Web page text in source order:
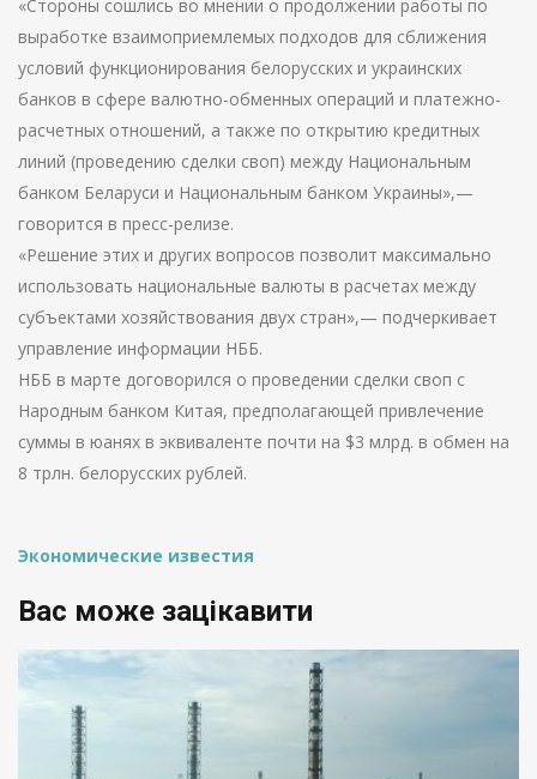
«Стороны сошлись во мнении о продолжении работы по
выработке взаимоприемлемых подходов для сближения
условий функционирования белорусских и украинских
банков в сфере валютно-обменных операций и платежно-
расчетных отношений, а также по открытию кредитных
линий (проведению сделки своп) между Национальным
банком Беларуси и Национальным банком Украины»,—
говорится в пресс-релизе.
«Решение этих и других вопросов позволит максимально
использовать национальные валюты в расчетах между
субъектами хозяйствования двух стран»,— подчеркивает
управление информации НББ.
НББ в марте договорился о проведении сделки своп с
Народным банком Китая, предполагающей привлечение
суммы в юанях в эквиваленте почти на $3 млрд. в обмен на
8 трлн. белорусских рублей.
Экономические известия
Вас може зацікавити